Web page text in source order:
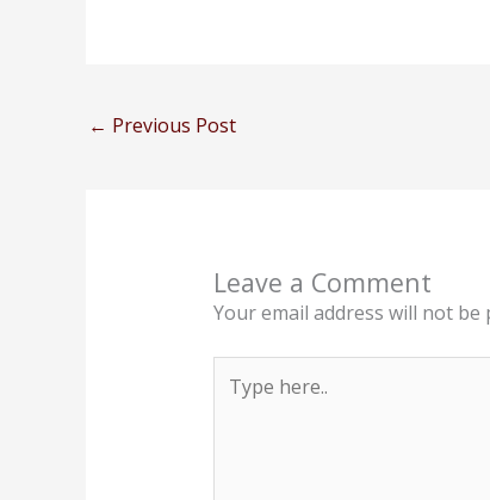
← Previous Post
Leave a Comment
Your email address will not be
here..